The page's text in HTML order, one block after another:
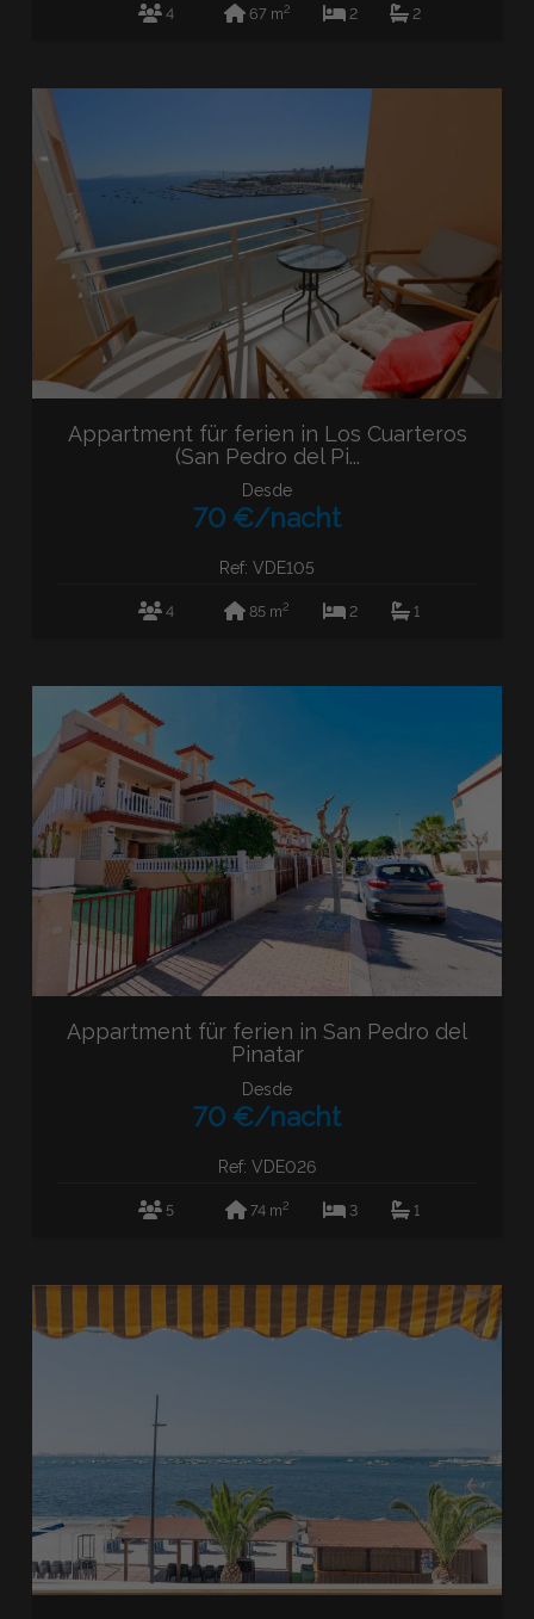
4 67 m2 2 2
Appartment für ferien in Los Cuarteros
(San Pedro del Pi...
Desde
70 €/nacht
Ref: VDE105
4 85 m2 2 1
Appartment für ferien in San Pedro del
Pinatar
Desde
70 €/nacht
Ref: VDE026
5 74 m2 3 1